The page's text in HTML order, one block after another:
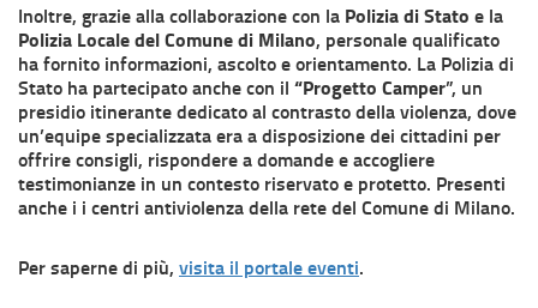
Inoltre, grazie alla collaborazione con la Polizia di Stato e la
Polizia Locale del Comune di Milano, personale qualificato
ha fornito informazioni, ascolto e orientamento. La Polizia di
Stato ha partecipato anche con il “Progetto Camper”, un
presidio itinerante dedicato al contrasto della violenza, dove
un’equipe specializzata era a disposizione dei cittadini per
offrire consigli, rispondere a domande e accogliere
testimonianze in un contesto riservato e protetto. Presenti
anche i i centri antiviolenza della rete del Comune di Milano.
Per saperne di più, visita il portale eventi.